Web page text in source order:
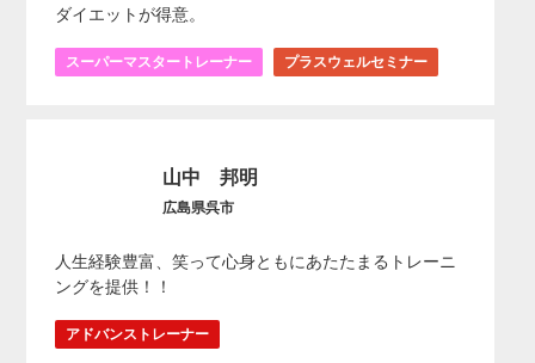
ダイエットが得意。
スーパーマスタートレーナー プラスウェルセミナー
山中 邦明
広島県呉市
人生経験豊富、笑って心身ともにあたたまるトレーニ
ングを提供！！
アドバンストレーナー